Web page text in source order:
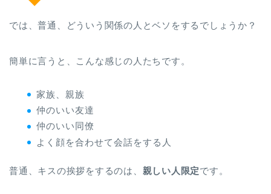
では、普通、どういう関係の人とベソをするでしょうか？
簡単に言うと、こんな感じの人たちです。
家族、親族
仲のいい友達
仲のいい同僚
よく顔を合わせて会話をする人
普通、キスの挨拶をするのは、 親しい人限定です。